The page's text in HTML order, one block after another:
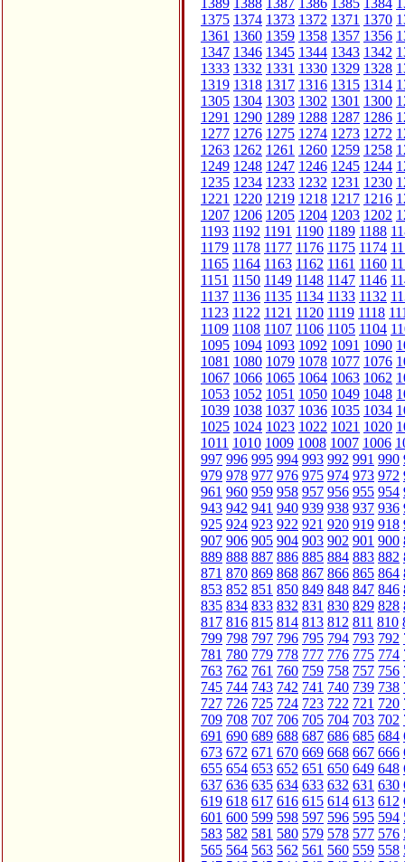
1389 1388 1387 1386 1385 1384
1375 1374 1373 1372 1371 1370
1361 1360 1359 1358 1357 1356
1347 1346 1345 1344 1343 1342
1333 1332 1331 1330 1329 1328
1319 1318 1317 1316 1315 1314
1305 1304 1303 1302 1301 1300
1291 1290 1289 1288 1287 1286
1277 1276 1275 1274 1273 1272
1263 1262 1261 1260 1259 1258
1249 1248 1247 1246 1245 1244
1235 1234 1233 1232 1231 1230
1221 1220 1219 1218 1217 1216
1207 1206 1205 1204 1203 1202
1193 1192 1191 1190 1189 1188
1179 1178 1177 1176 1175 1174
1165 1164 1163 1162 1161 1160
1151 1150 1149 1148 1147 1146
1137 1136 1135 1134 1133 1132
1123 1122 1121 1120 1119 1118
1109 1108 1107 1106 1105 1104
1095 1094 1093 1092 1091 1090
1081 1080 1079 1078 1077 1076
1067 1066 1065 1064 1063 1062
1053 1052 1051 1050 1049 1048
1039 1038 1037 1036 1035 1034
1025 1024 1023 1022 1021 1020
1011 1010 1009 1008 1007 1006
997 996 995 994 993 992 991 990
979 978 977 976 975 974 973 972
961 960 959 958 957 956 955 954
943 942 941 940 939 938 937 936
925 924 923 922 921 920 919 918
907 906 905 904 903 902 901 900
889 888 887 886 885 884 883 882
871 870 869 868 867 866 865 864
853 852 851 850 849 848 847 846
835 834 833 832 831 830 829 828
817 816 815 814 813 812 811 810
799 798 797 796 795 794 793 792
781 780 779 778 777 776 775 774
763 762 761 760 759 758 757 756
745 744 743 742 741 740 739 738
727 726 725 724 723 722 721 720
709 708 707 706 705 704 703 702
691 690 689 688 687 686 685 684
673 672 671 670 669 668 667 666
655 654 653 652 651 650 649 648
637 636 635 634 633 632 631 630
619 618 617 616 615 614 613 612
601 600 599 598 597 596 595 594
583 582 581 580 579 578 577 576
565 564 563 562 561 560 559 558